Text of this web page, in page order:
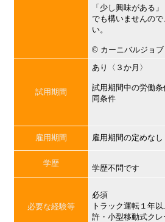
「少し興味がある
でも構いませんの
い。
©︎ カーニバルジョブ
試用期間
あり〈３か月〉
試用期間中の労働条
同条件
雇用期間 雇用期間の定めなし
学歴
学歴不問です
必要な経験等
必須
トラック運転１年
許・小型移動式クレ